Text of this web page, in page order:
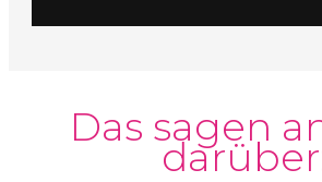
Das sagen